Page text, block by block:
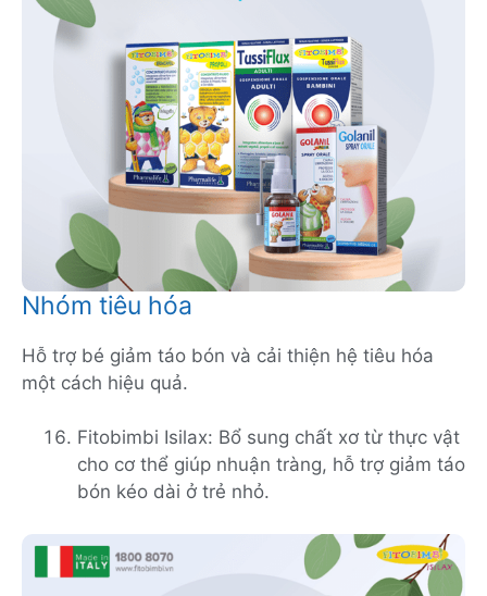
Nhóm tiêu hóa
Hỗ trợ bé giảm táo bón và cải thiện hệ tiêu hóa
một cách hiệu quả.
Fitobimbi Isilax: Bổ sung chất xơ từ thực vật
cho cơ thể giúp nhuận tràng, hỗ trợ giảm táo
bón kéo dài ở trẻ nhỏ.